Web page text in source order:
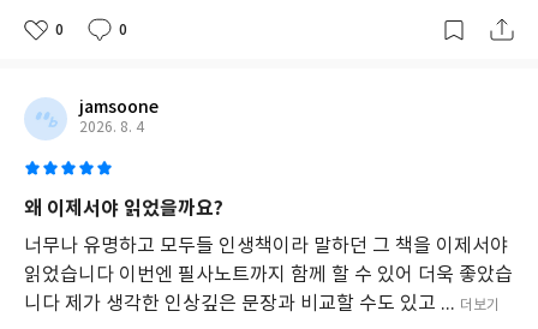
독
게
자
각
과
달
음
을
제
공
0 0
jamsoone
2026. 8. 4
왜 이제서야 읽었을까요?
너무나 유명하고 모두들 인생책이라 말하던 그 책을 이제서야
읽었습니다 이번엔 필사노트까지 함께 할 수 있어 더욱 좋았습
니다 제가 생각한 인상깊은 문장과 비교할 수도 있고 ... 더보기